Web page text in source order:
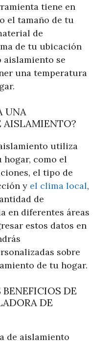
tiene en
el tamaño de tu
de
de tu ubicación
se
una temperatura
UNA
AISLAMIENTO?
utiliza
como el
el tipo de
y el clima local,
de
en diferentes áreas
estos datos en
sobre
de tu hogar.
DE
DE
de aislamiento